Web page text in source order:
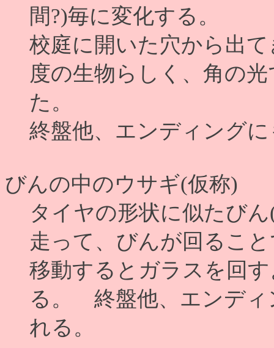
間?)毎に変化する。
校庭に開いた穴から出
度の生物らしく、角の
た。
終盤他、エンディング
びんの中のウサギ(仮称)
タイヤの形状に似たび
走って、びんが回るこ
移動するとガラスを回
る。 終盤他、エンディ
れる。